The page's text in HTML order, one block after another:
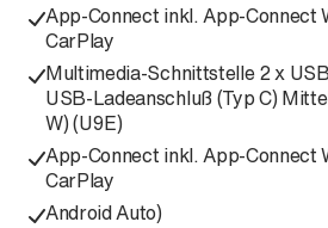
App-Connect inkl. App-Connect
CarPlay
Multimedia-Schnittstelle 2 x
USB-Ladeanschluß (Typ C)
W) (U9E)
App-Connect inkl. App-Connect
CarPlay
Android Auto)